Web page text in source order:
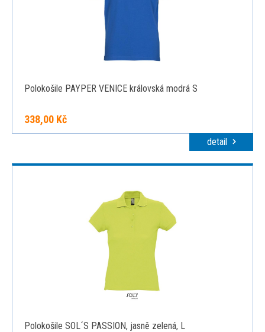
Polokošile PAYPER VENICE královská modrá S
338,00 Kč
detail
Polokošile SOL´S PASSION, jasně zelená, L